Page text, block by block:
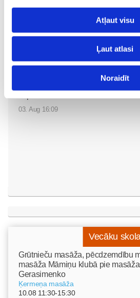
Atļaut visu
Ļaut atlasi
Noraidīt
03. Aug 16:09
Vecāku
Grūtnieču masāža, pēcdzemdību
masāža Māmiņu klubā pie
Gerasimenko
Ķermeņa masāža
10.08 11:30-15:30